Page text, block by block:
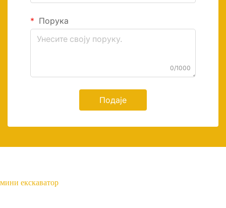
Порука
0/1000
Подаје
мини екскаватор